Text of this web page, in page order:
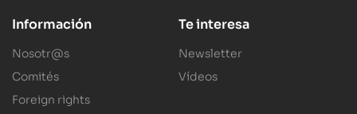
Información
Nosotr@s
Comités
Foreign rights
Te interesa
Newsletter
Vídeos